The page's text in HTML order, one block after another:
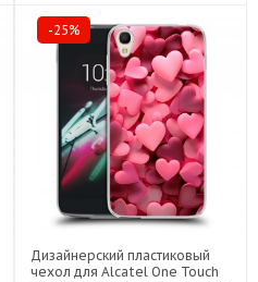
-25%
Дизайнерский пластиковый
чехол для Alcatel One Touch